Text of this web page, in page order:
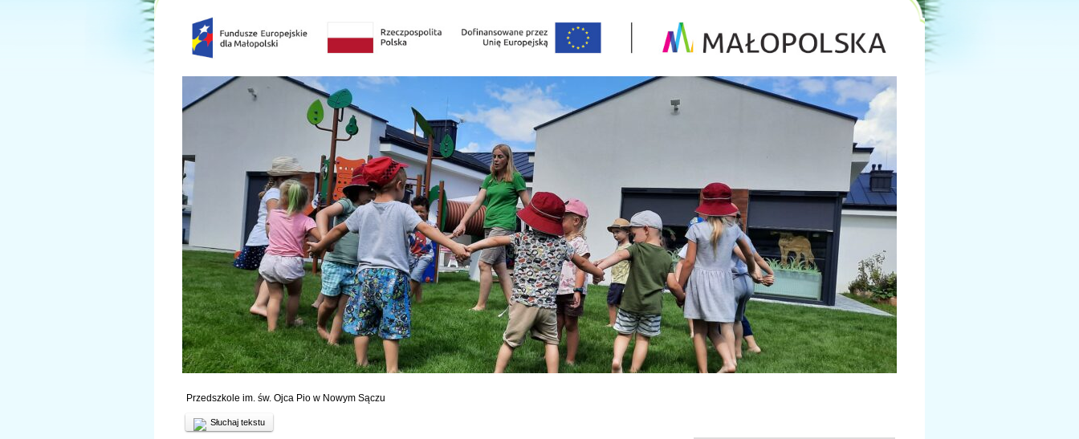
Przedszkole im. św. Ojca Pio w Nowym Sączu
Słuchaj tekstu